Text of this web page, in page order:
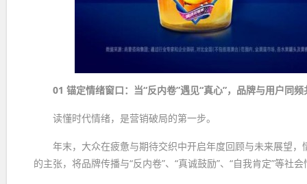
01 锚定情绪窗口：当“反内卷”遇见“真心”，品牌与用户同频
读懂时代情绪，是营销破局的第一步。
年末，大众在疲惫与期待交织中开启年度回顾与未来展望
的主张，将品牌传播与“反内卷”、“真诚鼓励”、“自我肯定”等社